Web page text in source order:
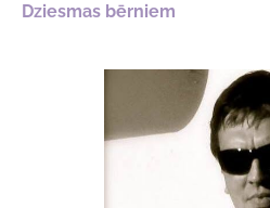
Dziesmas bērniem